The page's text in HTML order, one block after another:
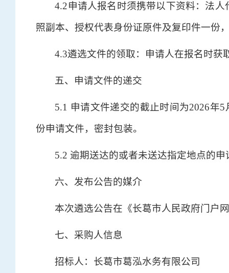
4.2申请人报名时须携带以下资料：法
照副本、授权代表身份证原件及复印件一份
4.3遴选文件的领取：申请人在报名时获
五、申请文件的递交
5.1 申请文件递交的截止时间为2026年
份申请文件，密封包装。
5.2 逾期送达的或者未送达指定地点的
六、发布公告的媒介
本次遴选公告在《长葛市人民政府门户
七、采购人信息
招标人：长葛市葛泓水务有限公司